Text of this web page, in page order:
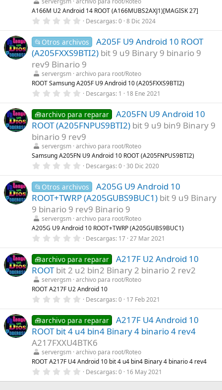
e
l
a
(
s
)
A166M U2 Android 14 ROOT (A166MUBS2AXJ1)[MAGISK 27]
0
0
0
e
s
t
r
e
l
a
(
s
)
Descargas 0 8 Dic 2024
📂Otros archivos
A205F U9 Android 10 ROOT
(A205FXXS9BTI2) bit 9 u9 Binary 9 binario 9
rev9 Binario 9
servergsm archivo para root/Roteo
ROOT Samsung A205F U9 Android 10 (A205FXXS9BTI2)
0
0
0
e
s
t
r
e
a
(
s
)
Descargas 1 18 Ene 2021
🧰archivo para reparar
A205FN U9 Android 10
ROOT (A205FNPUS9BTI2) bit 9 u9 bin9 Binary 9
binario 9 rev9
servergsm archivo para root/Roteo
Samsung A205FN U9 Android 10 ROOT (A205FNPUS9BTI2)
0
0
0
e
s
t
r
e
l
a
(
s
)
Descargas 0 30 Dic 2020
📂Otros archivos
A205G U9 Android 10
ROOT+TWRP (A205GUBS9BUC1) bit 9 u9 Binary
9 binario 9 rev9 Binario 9
servergsm archivo para root/Roteo
A205G U9 Android 10 ROOT+TWRP (A205GUBS9BUC1)
0
0
0
e
s
t
r
e
l
a
(
s
)
Descargas 17 27 Mar 2021
🧰archivo para reparar
A217F U2 Android 10
ROOT bit 2 u2 bin2 Binary 2 binario 2 rev2
servergsm archivo para root/Roteo
ROOT A217F U2 Android 10
0
0
0
e
s
t
r
e
l
a
(
Descargas 0 17 Feb 2021
🧰archivo para reparar
A217F U4 Android 10
ROOT bit 4 u4 bin4 Binary 4 binario 4 rev4
A217FXXU4BTK6
servergsm archivo para root/Roteo
ROOT A217F U4 Android 10 bit 4 u4 bin4 Binary 4 binario 4 rev4
0
0
Descargas 0 16 May 2021